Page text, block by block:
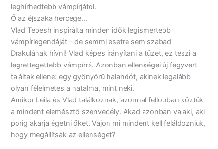
leghírhedtebb vámpírjától.
Ő az éjszaka hercege…
Vlad Tepesh inspirálta minden idők legismertebb
vámpírlegendáját – de semmi esetre sem szabad
Drakulának hívni! Vlad képes irányítani a tüzet, ez teszi a
legrettegettebb vámpírrá. Azonban ellenségei új fegyvert
találtak ellene: egy gyönyörű halandót, akinek legalább
olyan félelmetes a hatalma, mint neki.
Amikor Leila és Vlad találkoznak, azonnal fellobban köztük
a mindent elemésztő szenvedély. Akad azonban valaki, aki
porig akarja égetni őket. Vajon mi mindent kell feláldozniuk,
hogy megállítsák az ellenséget?